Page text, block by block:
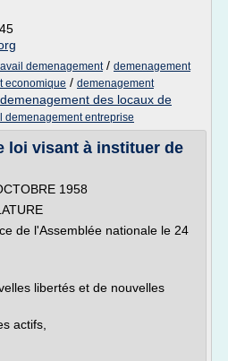
demenagement/ demenagement
economique / demenagement
demenagement des locaux de
demenagement entreprise
loi visant à instituer de
1958
de l'Assemblée nationale le 24
libertés et de nouvelles
actifs,